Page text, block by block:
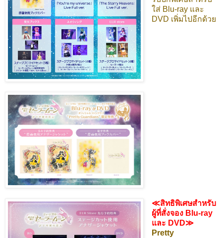
ใส่ Blu-ray และ
DVD เพิ่มไปอีกด้วย
≪สิทธิพิเศษสำหรับ
ผู้ที่สั่งจอง Blu-ray
และ DVD≫
Pretty